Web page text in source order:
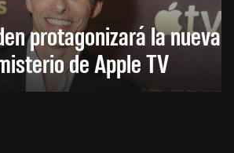
protagonizará la nueva
de Apple TV